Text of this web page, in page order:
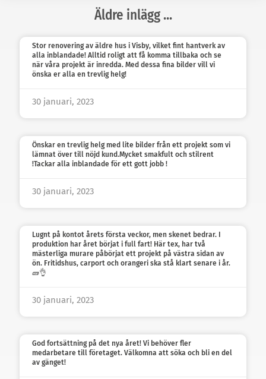
Äldre inlägg ...
Stor renovering av äldre hus i Visby, vilket fint hantverk av
alla inblandade! Alltid roligt att få komma tillbaka och se
när våra projekt är inredda. Med dessa fina bilder vill vi
önska er alla en trevlig helg!
30 januari, 2023
Önskar en trevlig helg med lite bilder från ett projekt som vi
lämnat över till nöjd kund.Mycket smakfult och stilrent
!Tackar alla inblandade för ett gott jobb !
30 januari, 2023
Lugnt på kontot årets första veckor, men skenet bedrar. I
produktion har året börjat i full fart! Här tex, har två
mästerliga murare påbörjat ett projekt på västra sidan av
ön. Fritidshus, carport och orangeri ska stå klart senare i år.
🧱👌
30 januari, 2023
God fortsättning på det nya året! Vi behöver fler
medarbetare till företaget. Välkomna att söka och bli en del
av gänget!